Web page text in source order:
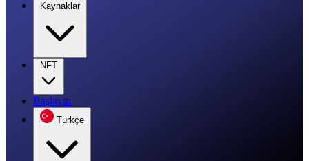
Kaynaklar
NFT
Başlayın
Türkçe